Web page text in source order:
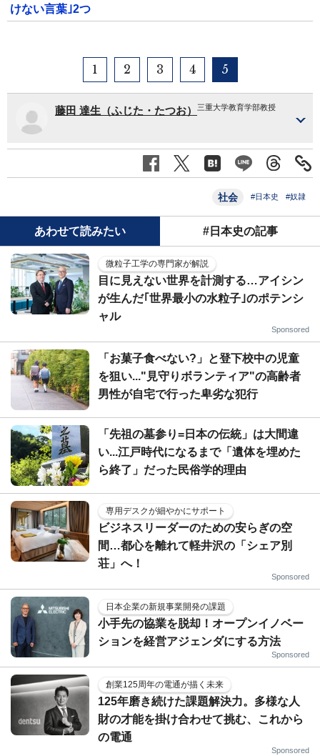
けない言葉｣2つ
1 2 3 4 5
藤田 達生（ふじた・たつお） 三重大学教育学部教授
社会 #日本史 #奴隷
あわせて読みたい #日本史の記事
微粒子工学の専門家が解説
目に見えない世界を計測する…アイシン
が生んだ｢世界最小の水粒子｣のポテンシ
ャル
Sponsored
「お菓子食べない?」と登下校中の児童
を狙い..."見守りボランティア"の高齢者
男性が自宅で行った卑劣な犯行
「先祖の墓参り=日本の伝統」は大間違
い...江戸時代になるまで「遺体を埋めた
ら終了」だった民俗学的理由
専用デスクが細やかにサポート
ビジネスリーダーのための安らぎの空
間…都心を離れて軽井沢の「シェア別
荘」へ！
Sponsored
日本企業の新規事業開発の課題
小手先の協業を脱却！オープンイノベー
ションを経営アジェンダにする方法
Sponsored
創業125周年の電通が描く未来
125年磨き続けた課題解決力。多様な人
財の才能を掛け合わせて挑む、これから
の電通
Sponsored